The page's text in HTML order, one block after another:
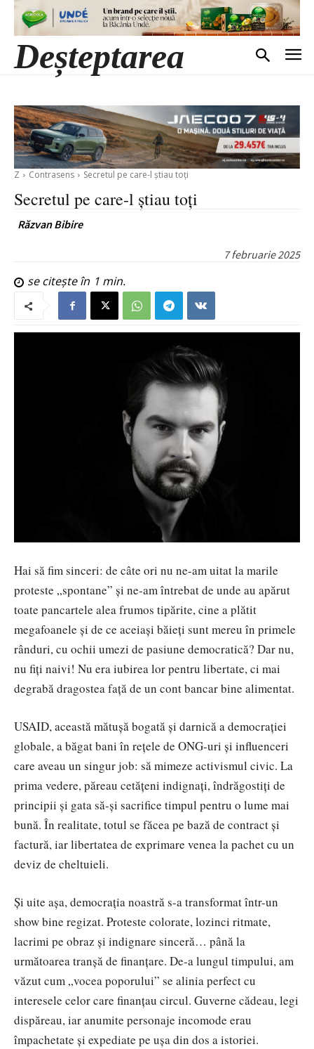
Deșteptarea
Z Contrasens Secretul pe care-l știau toți
Secretul pe care-l știau toți
Răzvan Bibire
7 februarie 2025
se citește în 1 min.
Hai să fim sinceri: de câte ori nu ne-am uitat la marile
proteste „spontane” și ne-am întrebat de unde au apărut
toate pancartele alea frumos tipărite, cine a plătit
megafoanele și de ce aceiași băieți sunt mereu în primele
rânduri, cu ochii umezi de pasiune democratică? Dar nu,
nu fiți naivi! Nu era iubirea lor pentru libertate, ci mai
degrabă dragostea față de un cont bancar bine alimentat.
USAID, această mătușă bogată și darnică a democrației
globale, a băgat bani în rețele de ONG-uri și influenceri
care aveau un singur job: să mimeze activismul civic. La
prima vedere, păreau cetățeni indignați, îndrăgostiți de
principii și gata să-și sacrifice timpul pentru o lume mai
bună. În realitate, totul se făcea pe bază de contract și
factură, iar libertatea de exprimare venea la pachet cu un
deviz de cheltuieli.
Și uite așa, democrația noastră s-a transformat într-un
show bine regizat. Proteste colorate, lozinci ritmate,
lacrimi pe obraz și indignare sinceră… până la
următoarea tranșă de finanțare. De-a lungul timpului, am
văzut cum „vocea poporului” se alinia perfect cu
interesele celor care finanțau circul. Guverne cădeau, legi
dispăreau, iar anumite personaje incomode erau
împachetate și expediate pe ușa din dos a istoriei.